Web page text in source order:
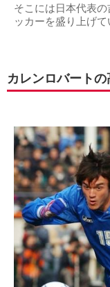
そこには日本代表
ッカーを盛り上げて
カレンロバート